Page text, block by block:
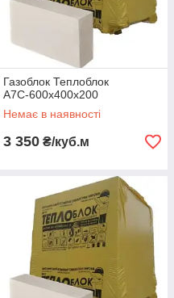
Газоблок Теплоблок
А7С-600х400х200
Немає в наявності
3 350 ₴/куб.м